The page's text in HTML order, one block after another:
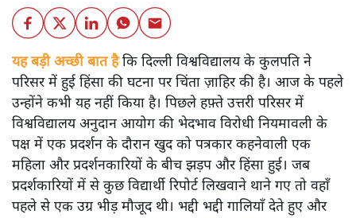
यह बड़ी अच्छी बात हैकि दिल्ली विश्वविद्यालय के कुलपति ने
परिसर में हुई हिंसा की घटना पर चिंता ज़ाहिर की है। आज के पहले
उन्होंने कभी यह नहीं किया है। पिछले हफ़्ते उत्तरी परिसर में
विश्वविद्यालय अनुदान आयोग की भेदभाव विरोधी नियमावली के
पक्ष में एक प्रदर्शन के दौरान खुद को पत्रकार कहनेवाली एक
महिला और प्रदर्शनकारियों के बीच झड़प और हिंसा हुई। जब
प्रदर्शकारियों में से कुछ विद्यार्थी रिपोर्ट लिखवाने थाने गए तो वहाँ
पहले से एक उग्र भीड़ मौजूद थी। भद्दी भद्दी गालियाँ देते हुए और